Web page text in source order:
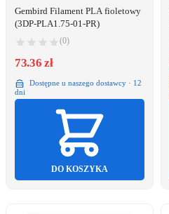
Gembird Filament PLA fioletowy
(3DP-PLA1.75-01-PR)
(0)
73.36 zł
Dostępne u naszego dostawcy · 12
dni
DO KOSZYKA